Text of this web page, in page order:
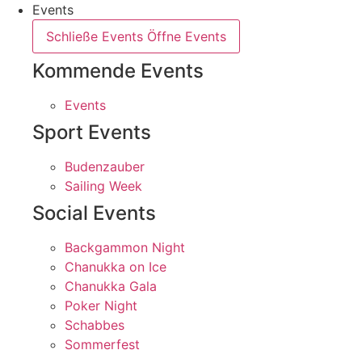
Events
Schließe Events Öffne Events
Kommende Events
Events
Sport Events
Budenzauber
Sailing Week
Social Events
Backgammon Night
Chanukka on Ice
Chanukka Gala
Poker Night
Schabbes
Sommerfest